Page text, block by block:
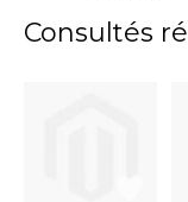
Consultés